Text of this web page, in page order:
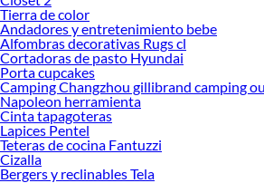
Encuentra todo lo necesario para tus proyectos de
¡Visítanos y haz tus ideas realidad!
Tierra de color
Andadores y entretenimiento bebe
Alfombras decorativas Rugs cl
Cortadoras de pasto Hyundai
Porta cupcakes
Camping Changzhou gillibrand camping
Napoleon herramienta
Cinta tapagoteras
Lapices Pentel
Teteras de cocina Fantuzzi
Cizalla
Bergers y reclinables Tela